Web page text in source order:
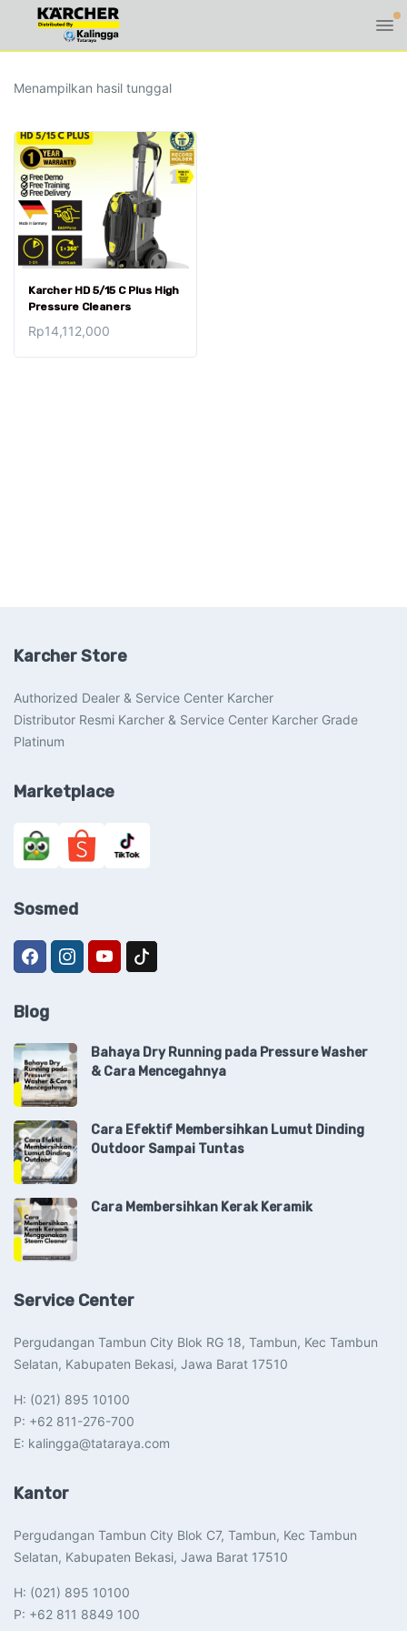
Menampilkan hasil tunggal
Karcher HD 5/15 C Plus High
Pressure Cleaners
Rp14,112,000
Karcher Store
Authorized Dealer & Service Center Karcher
Distributor Resmi Karcher & Service Center Karcher Grade
Platinum
Marketplace
Sosmed
Blog
Bahaya Dry Running pada Pressure Washer
& Cara Mencegahnya
Cara Efektif Membersihkan Lumut Dinding
Outdoor Sampai Tuntas
Cara Membersihkan Kerak Keramik
Service Center
Pergudangan Tambun City Blok RG 18, Tambun, Kec Tambun
Selatan, Kabupaten Bekasi, Jawa Barat 17510​
H: (021) 895 10100
P: +62 811-276-700
E: kalingga@tataraya.com
Kantor
Pergudangan Tambun City Blok C7, Tambun, Kec Tambun
Selatan, Kabupaten Bekasi, Jawa Barat 17510​
H: (021) 895 10100
P: +62 811 8849 100